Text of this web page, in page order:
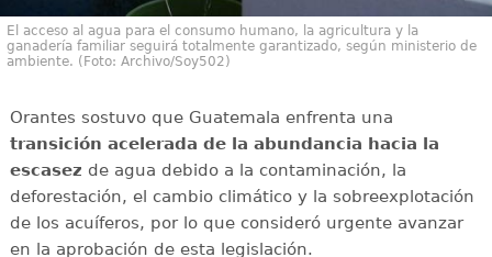
El acceso al agua para el consumo humano, la agricultura y la
ganadería familiar seguirá totalmente garantizado, según ministerio de
ambiente. (Foto: Archivo/Soy502)
Orantes sostuvo que Guatemala enfrenta una
transición acelerada de la abundancia hacia la
escasez de agua debido a la contaminación, la
deforestación, el cambio climático y la sobreexplotación
de los acuíferos, por lo que consideró urgente avanzar
en la aprobación de esta legislación.